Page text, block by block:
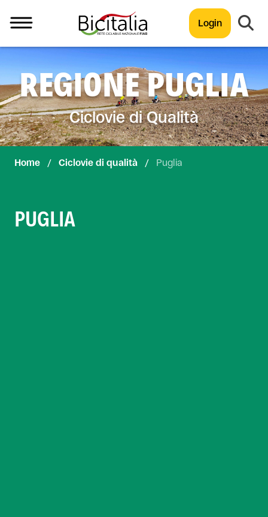
Login
REGIONE PUGLIA
Ciclovie di Qualità
Home / Ciclovie di qualità / Puglia
PUGLIA